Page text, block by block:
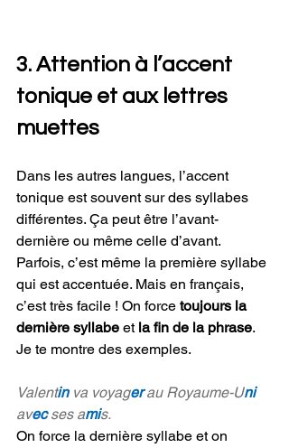
3. Attention à l’accent
tonique et aux lettres
muettes
Dans les autres langues, l’accent
tonique est souvent sur des syllabes
différentes. Ça peut être l’avant-
dernière ou même celle d’avant.
Parfois, c’est même la première syllabe
qui est accentuée. Mais en français,
c’est très facile ! On force toujours la
dernière syllabe et la fin de la phrase.
Je te montre des exemples.
Valentin va voyager au Royaume-Uni
avec ses amis.
On force la dernière syllabe et on